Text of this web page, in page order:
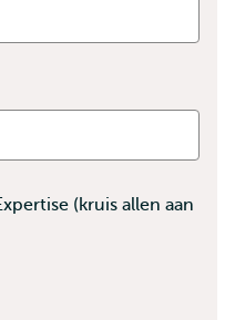
(kruis allen aan